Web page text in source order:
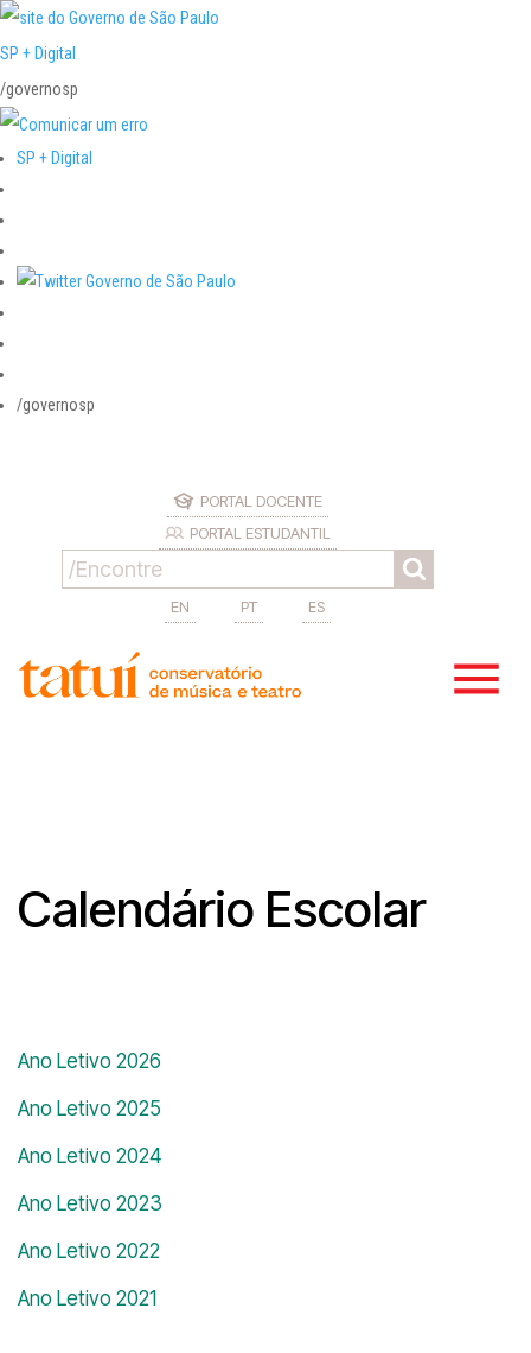
SP + Digital
/governosp
SP + Digital
/governosp
PORTAL DOCENTE
PORTAL ESTUDANTIL
EN PT ES
Calendário Escolar
Ano Letivo 2026
Ano Letivo 2025
Ano Letivo 2024
Ano Letivo 2023
Ano Letivo 2022
Ano Letivo 2021